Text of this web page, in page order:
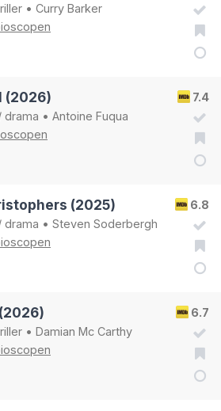
• Curry Barker
7.4
(2026)
drama • Antoine Fuqua
6.8
(2025)
drama • Steven Soderbergh
6.7
• Damian Mc Carthy